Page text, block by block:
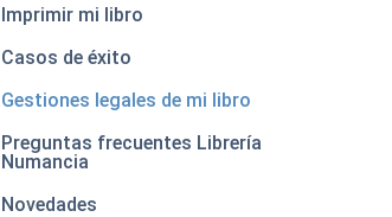
Imprimir mi libro
Casos de éxito
Gestiones legales de mi libro
Preguntas frecuentes Librería
Numancia
Novedades